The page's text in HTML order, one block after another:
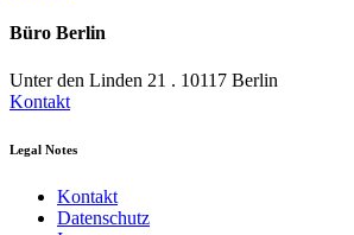
Büro Berlin
Unter den Linden 21 . 10117 Berlin
Kontakt
Legal Notes
Kontakt
Datenschutz